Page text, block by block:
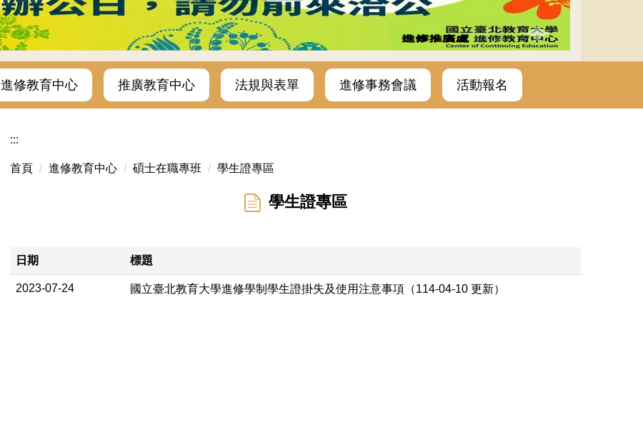
進修教育中心 推廣教育中心 法規與表單 進修事務會議 活動報名
:::
首頁 進修教育中心 碩士在職專班 學生證專區
學生證專區
日期 標題
2023-07-24 國立臺北教育大學進修學制學生證掛失及使用注意事項（114-04-10 更新）